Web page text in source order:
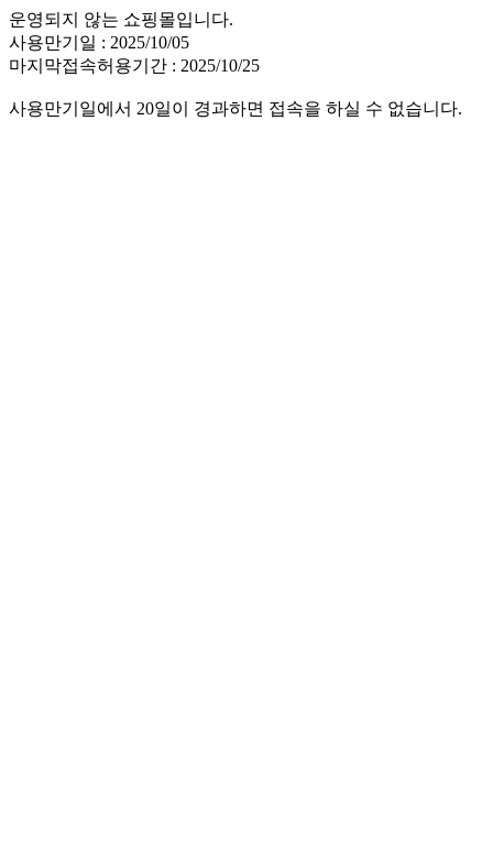
운영되지 않는 쇼핑몰입니다.
사용만기일 : 2025/10/05
마지막접속허용기간 : 2025/10/25
사용만기일에서 20일이 경과하면 접속을 하실 수 없습니다.